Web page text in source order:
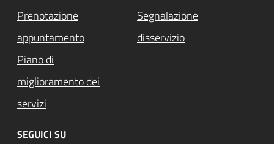
Prenotazione
appuntamento
Segnalazione
disservizio
Piano di
miglioramento dei
servizi
SEGUICI SU